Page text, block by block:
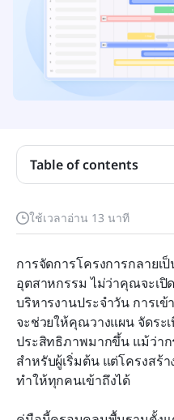
ใช้เวลาอ่าน 13 นาที
การจัดการโครงการกลายเ
อุตสาหกรรม ไม่ว่าคุณจะเปิ
บริหารงานประจำวัน การเข้
จะช่วยให้คุณวางแผน จัดระ
ประสิทธิภาพมากขึ้น แม้ว่า
สำหรับผู้เริ่มต้น แต่โครงสร้
ทำให้ทุกคนเข้าถึงได้
Table of contents
พื้นฐานของการบริหารโ
รากฐาน: หลักการสำคัญ
กระบวนการ: ห้าขั้นตอน
โครงการที่ประสบผลสำเร็จ
โครงการ
โครงการ
จากพื้นฐานสู่มือโปร: ใช้
คุณเป็นระเบียบและมีปร
เคล็ดลับเพิ่มเติม: ทักษะก
บทสรุป
คำถามที่พบบ่อย